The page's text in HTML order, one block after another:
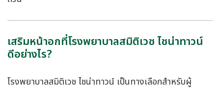
เสริมหน้าอกที่โรงพยาบาลสมิติเวช ไชน่าทาวน์
ดีอย่างไร?
โรงพยาบาลสมิติเวช ไชน่าทาวน์ เป็นทางเลือกสำหรับผู้